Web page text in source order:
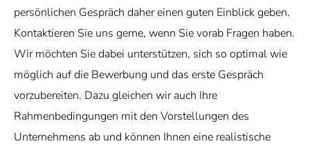
persönlichen Gespräch daher einen guten Einblick geben.
Kontaktieren Sie uns gerne, wenn Sie vorab Fragen haben.
Wir möchten Sie dabei unterstützen, sich so optimal wie
möglich auf die Bewerbung und das erste Gespräch
vorzubereiten. Dazu gleichen wir auch Ihre
Rahmenbedingungen mit den Vorstellungen des
Unternehmens ab und können Ihnen eine realistische